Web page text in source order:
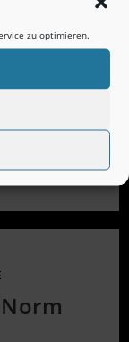
zu optimieren.